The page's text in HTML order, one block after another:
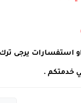
او استفسارات يرجى
خدمتكم .